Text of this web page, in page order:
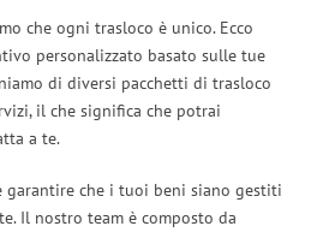
che ogni trasloco è unico. Ecco
personalizzato basato sulle tue
di diversi pacchetti di trasloco
il che significa che potrai
a te.
garantire che i tuoi beni siano gestiti
Il nostro team è composto da